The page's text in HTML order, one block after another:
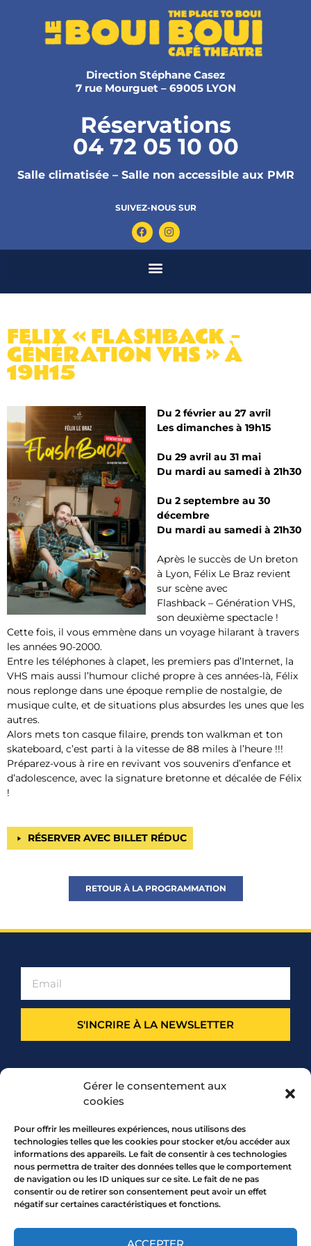
Gérer le consentement aux
cookies
Pour offrir les meilleures expériences, nous utilisons des
technologies telles que les cookies pour stocker et/ou accéder aux
informations des appareils. Le fait de consentir à ces technologies
nous permettra de traiter des données telles que le comportement
de navigation ou les ID uniques sur ce site. Le fait de ne pas
consentir ou de retirer son consentement peut avoir un effet
négatif sur certaines caractéristiques et fonctions.
ACCEPTER
Direction Stéphane Casez
7 rue Mourguet – 69005 LYON
Réservations
04 72 05 10 00
Salle climatisée – Salle non accessible aux PMR
SUIVEZ-NOUS SUR
FELIX « FLASHBACK –
GÉNÉRATION VHS » À
19H15
Du 2 février au 27 avril
Les dimanches à 19h15
Du 29 avril au 31 mai
Du mardi au samedi à 21h30
Du 2 septembre au 30
décembre
Du mardi au samedi à 21h30
Après le succès de Un breton
à Lyon, Félix Le Braz revient
sur scène avec
Flashback – Génération VHS,
son deuxième spectacle !
Cette fois, il vous emmène dans un voyage hilarant à travers
les années 90-2000.
Entre les téléphones à clapet, les premiers pas d’Internet, la
VHS mais aussi l’humour cliché propre à ces années-là, Félix
nous replonge dans une époque remplie de nostalgie, de
musique culte, et de situations plus absurdes les unes que les
autres.
Alors mets ton casque filaire, prends ton walkman et ton
skateboard, c’est parti à la vitesse de 88 miles à l’heure !!!
Préparez-vous à rire en revivant vos souvenirs d’enfance et
d’adolescence, avec la signature bretonne et décalée de Félix
!
RÉSERVER AVEC BILLET RÉDUC
RETOUR À LA PROGRAMMATION
S'INCRIRE À LA NEWSLETTER